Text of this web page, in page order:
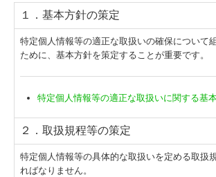
１．基本方針の策定
特定個人情報等の適正な取扱いの確保について
ために、基本方針を策定することが重要です。
特定個人情報等の適正な取扱いに関する基
２．取扱規程等の策定
特定個人情報等の具体的な取扱いを定める取扱
ればなりません。